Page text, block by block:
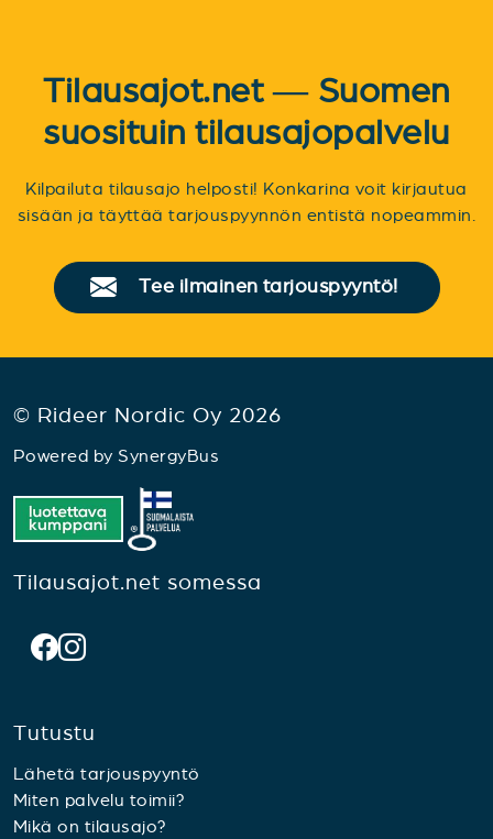
Tilausajot.net — Suomen
suosituin tilausajopalvelu
Kilpailuta tilausajo helposti! Konkarina voit kirjautua
sisään ja täyttää tarjouspyynnön entistä nopeammin.
Tee ilmainen tarjouspyyntö!
© Rideer Nordic Oy 2026
Powered by SynergyBus
Tilausajot.net somessa
Tutustu
Lähetä tarjouspyyntö
Miten palvelu toimii?
Mikä on tilausajo?